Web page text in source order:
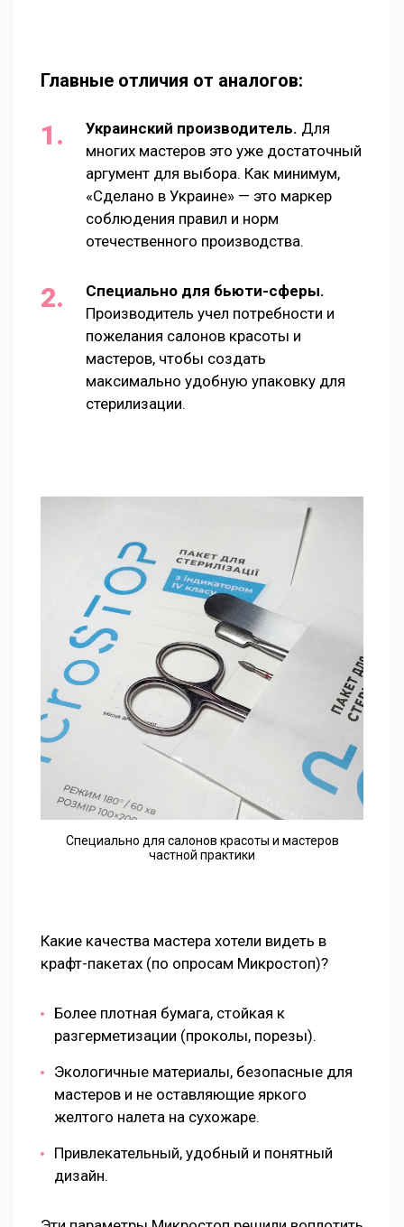
Главные отличия от аналогов:
Украинский производитель. Для
многих мастеров это уже достаточный
аргумент для выбора. Как минимум,
«Сделано в Украине» — это маркер
соблюдения правил и норм
отечественного производства.
Специально для бьюти-сферы.
Производитель учел потребности и
пожелания салонов красоты и
мастеров, чтобы создать
максимально удобную упаковку для
стерилизации.
Специально для салонов красоты и мастеров
частной практики
Какие качества мастера хотели видеть в
крафт-пакетах (по опросам Микростоп)?
Более плотная бумага, стойкая к
разгерметизации (проколы, порезы).
Экологичные материалы, безопасные для
мастеров и не оставляющие яркого
желтого налета на сухожаре.
Привлекательный, удобный и понятный
дизайн.